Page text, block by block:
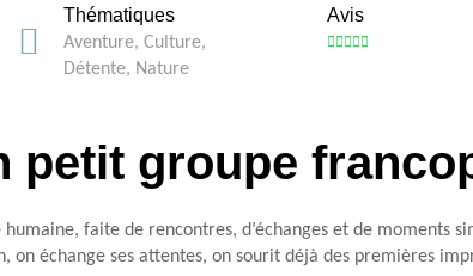
Thématiques
Aventure, Culture,
Détente, Nature
Avis
petit groupe
faite de rencontres, d’échanges et de moments
échange ses attentes, on sourit déjà des premières